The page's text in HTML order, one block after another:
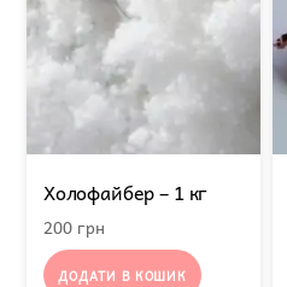
Холофайбер – 1 кг
200 грн
ДОДАТИ В КОШИК